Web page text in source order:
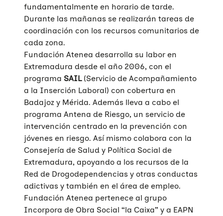
fundamentalmente en horario de tarde.
Durante las mañanas se realizarán tareas de
coordinación con los recursos comunitarios de
cada zona.
Fundación Atenea desarrolla su labor en
Extremadura desde el año 2006, con el
programa SAIL(Servicio de Acompañamiento
a la Inserción Laboral) con cobertura en
Badajoz y Mérida. Además lleva a cabo el
programa Antena de Riesgo, un servicio de
intervención centrado en la prevención con
jóvenes en riesgo. Así mismo colabora con la
Consejería de Salud y Política Social de
Extremadura, apoyando a los recursos de la
Red de Drogodependencias y otras conductas
adictivas y también en el área de empleo.
Fundación Atenea pertenece al grupo
Incorpora de Obra Social “la Caixa” y a EAPN